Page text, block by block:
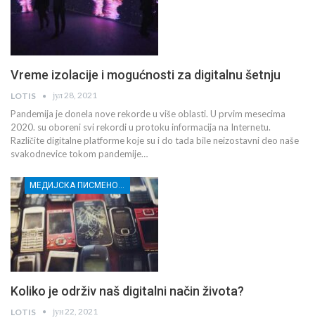
Vreme izolacije i mogućnosti za digitalnu šetnju
LOTIS јул 28, 2021
Pandemija je donela nove rekorde u više oblasti. U prvim mesecima
2020. su oboreni svi rekordi u protoku informacija na Internetu.
Različite digitalne platforme koje su i do tada bile neizostavni deo naše
svakodnevice tokom pandemije…
МЕДИЈСКА ПИСМЕНОСТ МЛАДИХ
Koliko je održiv naš digitalni način života?
LOTIS јун 22, 2021